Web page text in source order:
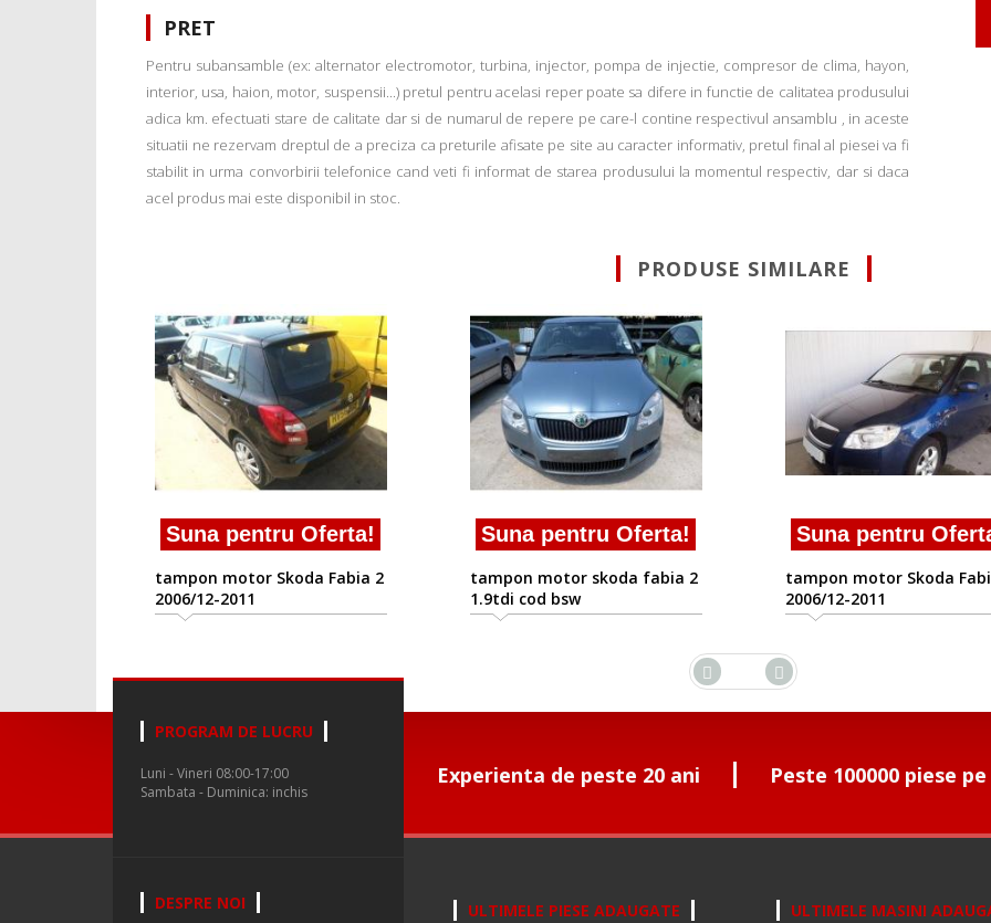
PRET
Pentru subansamble (ex: alternator electromotor, turbina, injector, pompa de injectie, compresor de clima, hayon,
interior, usa, haion, motor, suspensii...) pretul pentru acelasi reper poate sa difere in functie de calitatea produsului
adica km. efectuati stare de calitate dar si de numarul de repere pe care-l contine respectivul ansamblu , in aceste
situatii ne rezervam dreptul de a preciza ca preturile afisate pe site au caracter informativ, pretul final al piesei va fi
stabilit in urma convorbirii telefonice cand veti fi informat de starea produsului la momentul respectiv, dar si daca
acel produs mai este disponibil in stoc.
PRODUSE SIMILARE
Suna pentru Oferta!
tampon motor Skoda Fabia 2
2006/12-2011
Suna pentru Oferta!
tampon motor skoda fabia 2
1.9tdi cod bsw
Suna pentru
tampon motor Skoda
2006/12-2011
Experienta de peste 20 ani Peste 100000 piese
PROGRAM DE LUCRU
Luni - Vineri 08:00-17:00
Sambata - Duminica: inchis
DESPRE NOI ULTIMELE PIESE ADAUGATE ULTIMELE MASINI